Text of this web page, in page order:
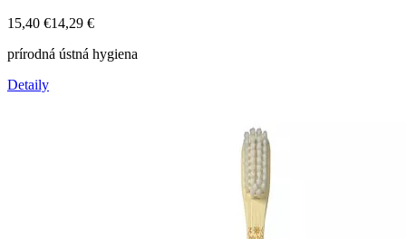
15,40 €14,29 €
prírodná ústná hygiena
Detaily